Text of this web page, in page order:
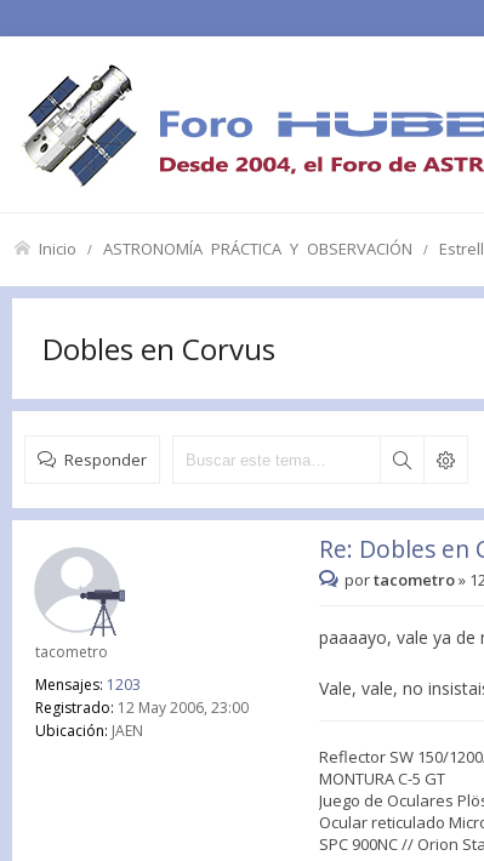
Inicio ASTRONOMÍA PRÁCTICA Y OBSERVACIÓN
Dobles en Corvus
Responder
tacometro
Mensajes: 1203
Registrado: 12 May 2006, 23:00
Ubicación: JAEN
Re: Dobles en
portacometro»
paaaayo, vale ya de
Vale, vale, no
Reflector SW 150/
MONTURA C-5 GT
Juego de Oculares
Ocular reticulado
SPC 900NC // Orion